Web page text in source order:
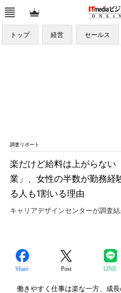
トップ 経営 セールス
調査リポート
楽だけど給料は上がらない
業」、女性の半数が勤務
る人も1割いる理由
キャリアデザインセンターが調査結
Share Post LINE
働きやすく仕事は楽な一方、成